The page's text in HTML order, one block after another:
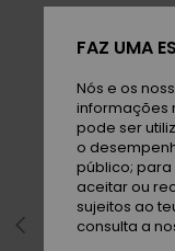
FAZ UMA
Nós e os
informações
pode ser
o
público; para
aceitar ou
sujeitos ao
consulta a